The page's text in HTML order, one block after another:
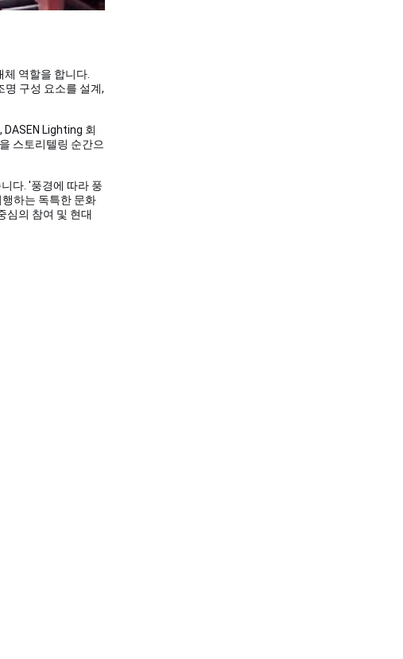
역할을 합니다.
구성 요소를 설계,
, DASEN Lighting 회
스토리텔링 순간으
다. '풍경에 따라 풍
하는 독특한 문화
심의 참여 및 현대